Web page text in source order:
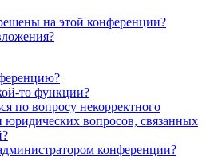
на этой конференции?
то функции?
по вопросу некорректного
юридических вопросов, связанных
конференции?